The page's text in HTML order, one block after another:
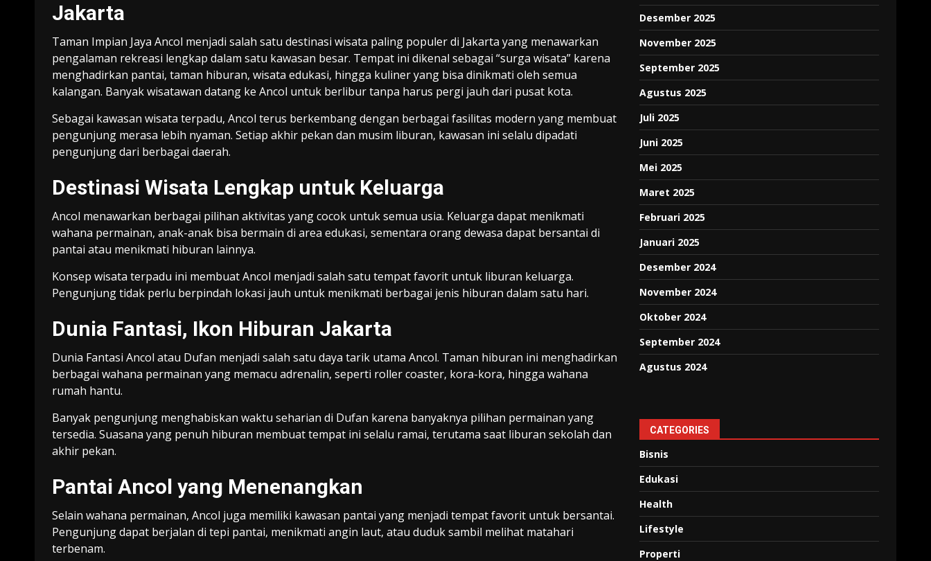
Jakarta
Taman Impian Jaya Ancol menjadi salah satu destinasi wisata paling populer di Jakarta yang menawarkan
pengalaman rekreasi lengkap dalam satu kawasan besar. Tempat ini dikenal sebagai “surga wisata” karena
menghadirkan pantai, taman hiburan, wisata edukasi, hingga kuliner yang bisa dinikmati oleh semua
kalangan. Banyak wisatawan datang ke Ancol untuk berlibur tanpa harus pergi jauh dari pusat kota.
Sebagai kawasan wisata terpadu, Ancol terus berkembang dengan berbagai fasilitas modern yang membuat
pengunjung merasa lebih nyaman. Setiap akhir pekan dan musim liburan, kawasan ini selalu dipadati
pengunjung dari berbagai daerah.
Destinasi Wisata Lengkap untuk Keluarga
Ancol menawarkan berbagai pilihan aktivitas yang cocok untuk semua usia. Keluarga dapat menikmati
wahana permainan, anak-anak bisa bermain di area edukasi, sementara orang dewasa dapat bersantai di
pantai atau menikmati hiburan lainnya.
Konsep wisata terpadu ini membuat Ancol menjadi salah satu tempat favorit untuk liburan keluarga.
Pengunjung tidak perlu berpindah lokasi jauh untuk menikmati berbagai jenis hiburan dalam satu hari.
Dunia Fantasi, Ikon Hiburan Jakarta
Dunia Fantasi Ancol atau Dufan menjadi salah satu daya tarik utama Ancol. Taman hiburan ini menghadirkan
berbagai wahana permainan yang memacu adrenalin, seperti roller coaster, kora-kora, hingga wahana
rumah hantu.
Banyak pengunjung menghabiskan waktu seharian di Dufan karena banyaknya pilihan permainan yang
tersedia. Suasana yang penuh hiburan membuat tempat ini selalu ramai, terutama saat liburan sekolah dan
akhir pekan.
Pantai Ancol yang Menenangkan
Selain wahana permainan, Ancol juga memiliki kawasan pantai yang menjadi tempat favorit untuk bersantai.
Pengunjung dapat berjalan di tepi pantai, menikmati angin laut, atau duduk sambil melihat matahari
terbenam.
Desember 2025
November 2025
September 2025
Agustus 2025
Juli 2025
Juni 2025
Mei 2025
Maret 2025
Februari 2025
Januari 2025
Desember 2024
November 2024
Oktober 2024
September 2024
Agustus 2024
CATEGORIES
Bisnis
Edukasi
Health
Lifestyle
Properti